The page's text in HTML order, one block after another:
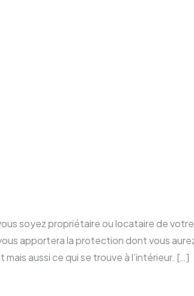
soyez propriétaire ou locataire de
apportera la protection dont vous
aussi ce qui se trouve à l’intérieur. […]